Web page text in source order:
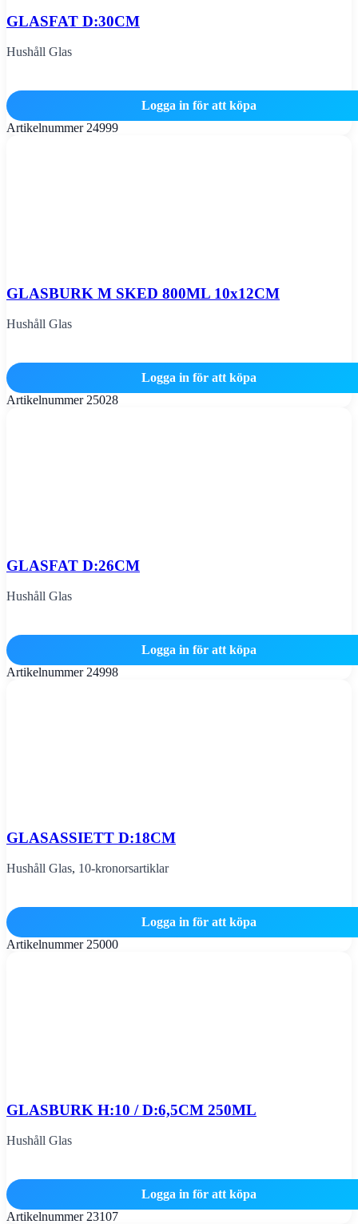
GLASFAT D:30CM
Hushåll Glas
Logga in för att köpa
Artikelnummer 24999
GLASBURK M SKED 800ML 10x12CM
Hushåll Glas
Logga in för att köpa
Artikelnummer 25028
GLASFAT D:26CM
Hushåll Glas
Logga in för att köpa
Artikelnummer 24998
GLASASSIETT D:18CM
Hushåll Glas, 10-kronorsartiklar
Logga in för att köpa
Artikelnummer 25000
GLASBURK H:10 / D:6,5CM 250ML
Hushåll Glas
Logga in för att köpa
Artikelnummer 23107